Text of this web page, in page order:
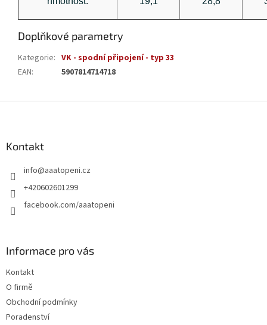
Doplňkové parametry
Kategorie: VK - spodní připojení - typ 33
EAN: 5907814714718
Kontakt
info@aaatopeni.cz
+420602601299
facebook.com/aaatopeni
Informace pro vás
Kontakt
O firmě
Obchodní podmínky
Poradenství